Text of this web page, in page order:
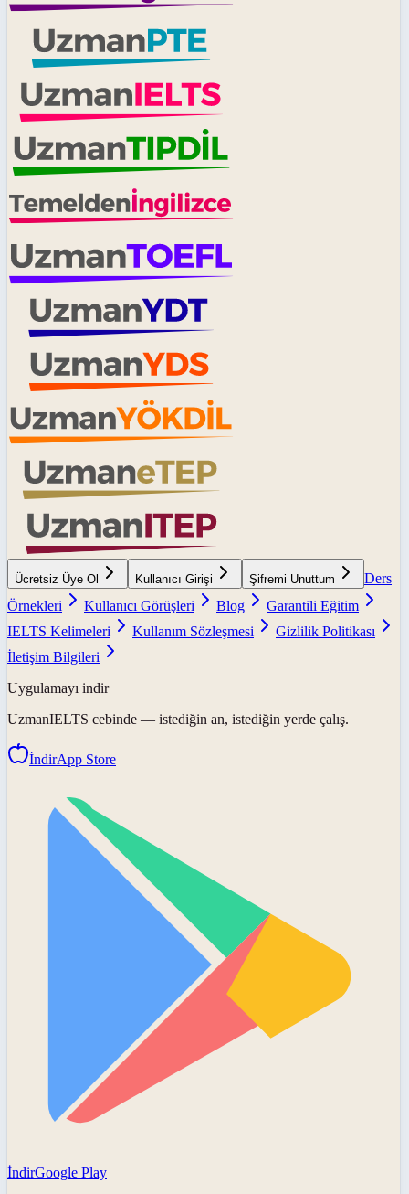
Ücretsiz Üye Ol Kullanıcı Girişi Şifremi Unuttum
Ders
Örnekleri
Kullanıcı Görüşleri Blog
Garantili Eğitim
IELTS Kelimeleri
Kullanım Sözleşmesi
Gizlilik Politikası
İletişim Bilgileri
Uygulamayı indir
UzmanIELTS cebinde — istediğin an, istediğin yerde çalış.
İndirApp Store
İndirGoogle Play